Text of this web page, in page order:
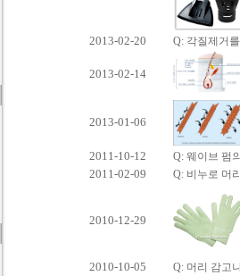
2013-02-20 Q: 각질제거
2013-02-14
2013-01-06
2011-10-12 Q: 웨이브 펌
2011-02-09 Q: 비누로 머
2010-12-29
2010-10-05 Q: 머리 감고